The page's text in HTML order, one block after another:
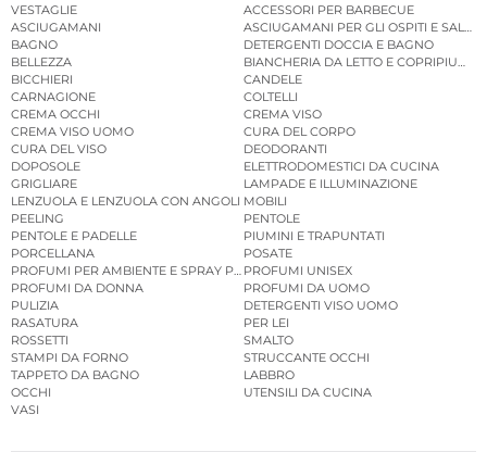
VESTAGLIE
ACCESSORI PER BARBECUE
ASCIUGAMANI
ASCIUGAMANI PER GLI OSPITI E
BAGNO
DETERGENTI DOCCIA E BAGNO
BELLEZZA
BIANCHERIA DA LETTO E COPRIPIUMINI
BICCHIERI
CANDELE
CARNAGIONE
COLTELLI
CREMA OCCHI
CREMA VISO
CREMA VISO UOMO
CURA DEL CORPO
CURA DEL VISO
DEODORANTI
DOPOSOLE
ELETTRODOMESTICI DA CUCINA
GRIGLIARE
LAMPADE E ILLUMINAZIONE
LENZUOLA E LENZUOLA CON ANGOLI MOBILI
PEELING
PENTOLE
PENTOLE E PADELLE
PIUMINI E TRAPUNTATI
PORCELLANA
POSATE
PROFUMI PER AMBIENTE E SPRAY PER AMBIENTE
PROFUMI UNISEX
PROFUMI DA DONNA
PROFUMI DA UOMO
PULIZIA
DETERGENTI VISO UOMO
RASATURA
PER LEI
ROSSETTI
SMALTO
STAMPI DA FORNO
STRUCCANTE OCCHI
TAPPETO DA BAGNO
LABBRO
OCCHI
UTENSILI DA CUCINA
VASI